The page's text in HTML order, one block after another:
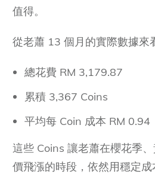
值得。
從老蕭 13 個月的實際數據來
總花費 RM 3,179.87
累積 3,367 Coins
平均每 Coin 成本 RM 0.94
這些 Coins 讓老蕭在櫻花季
價飛漲的時段，依然用穩定